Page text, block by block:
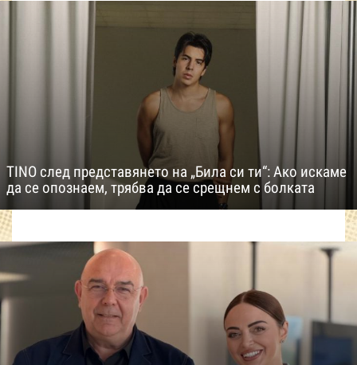
TINO след представянето на „Била си ти“: Ако искаме
да се опознаем, трябва да се срещнем с болката